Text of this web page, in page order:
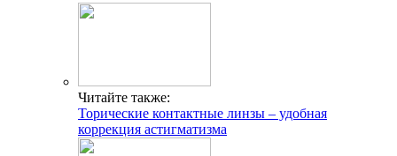
Читайте также:
Торические контактные линзы – удобная
коррекция астигматизма